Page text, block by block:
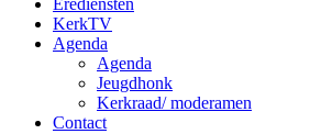
Erediensten
KerkTV
Agenda
Agenda
Jeugdhonk
Kerkraad/ moderamen
Contact